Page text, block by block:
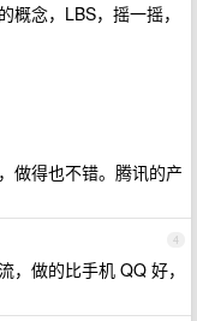
念，LBS，摇一摇，
做得也不错。腾讯的产
4
，做的比手机 QQ 好，